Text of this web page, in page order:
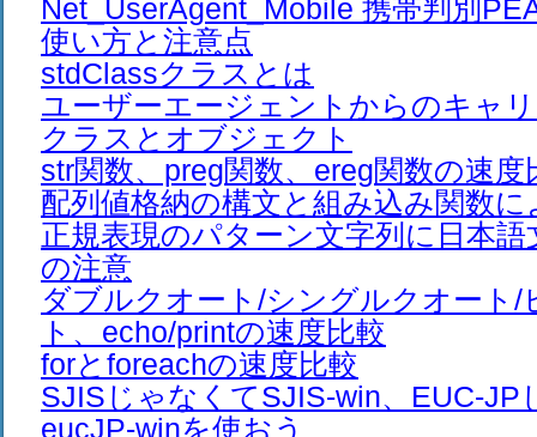
Net_UserAgent_Mobile 携帯判別
使い方と注意点
stdClassクラスとは
ユーザーエージェントからのキャ
クラスとオブジェクト
str関数、preg関数、ereg関数の速度
配列値格納の構文と組み込み関数に
正規表現のパターン文字列に日本
の注意
ダブルクオート/シングルクオート/
ト、echo/printの速度比較
forとforeachの速度比較
SJISじゃなくてSJIS-win、EUC-JP
eucJP-winを使おう